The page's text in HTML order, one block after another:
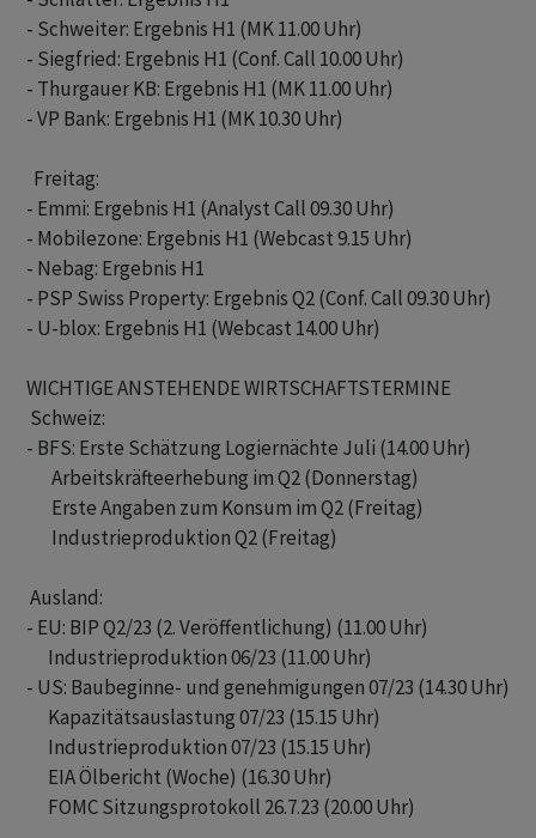
- Schweiter: Ergebnis H1 (MK 11.00 Uhr)
- Siegfried: Ergebnis H1 (Conf. Call 10.00 Uhr)
- Thurgauer KB: Ergebnis H1 (MK 11.00 Uhr)
- VP Bank: Ergebnis H1 (MK 10.30 Uhr)
  Freitag:
- Emmi: Ergebnis H1 (Analyst Call 09.30 Uhr)
- Mobilezone: Ergebnis H1 (Webcast 9.15 Uhr)
- Nebag: Ergebnis H1
- PSP Swiss Property: Ergebnis Q2 (Conf. Call 09.30 Uhr)
- U-blox: Ergebnis H1 (Webcast 14.00 Uhr)
WICHTIGE ANSTEHENDE WIRTSCHAFTSTERMINE
Schweiz:
- BFS: Erste Schätzung Logiernächte Juli (14.00 Uhr)
       Arbeitskräfteerhebung im Q2 (Donnerstag)
       Erste Angaben zum Konsum im Q2 (Freitag)
       Industrieproduktion Q2 (Freitag)
Ausland:
- EU: BIP Q2/23 (2. Veröffentlichung) (11.00 Uhr)
      Industrieproduktion 06/23 (11.00 Uhr)
- US: Baubeginne- und genehmigungen 07/23 (14.30 Uhr)
      Kapazitätsauslastung 07/23 (15.15 Uhr)
      Industrieproduktion 07/23 (15.15 Uhr)
      EIA Ölbericht (Woche) (16.30 Uhr)
      FOMC Sitzungsprotokoll 26.7.23 (20.00 Uhr)